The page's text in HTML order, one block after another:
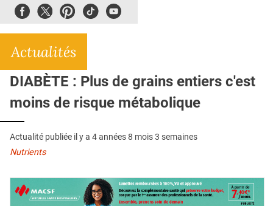
E-REVUE SAD
L'APP
QUI SOMMES-NOUS ?
PUBLICITÉ
CONDITIONS GÉNÉRALES
CONTACT
FacebookTwitterPinterest
TiktokYoubute
Actualités
DIABÈTE : Plus de grains entiers c'est
moins de risque métabolique
Actualité publiée il y a 4 années 8 mois 3 semaines
Nutrients